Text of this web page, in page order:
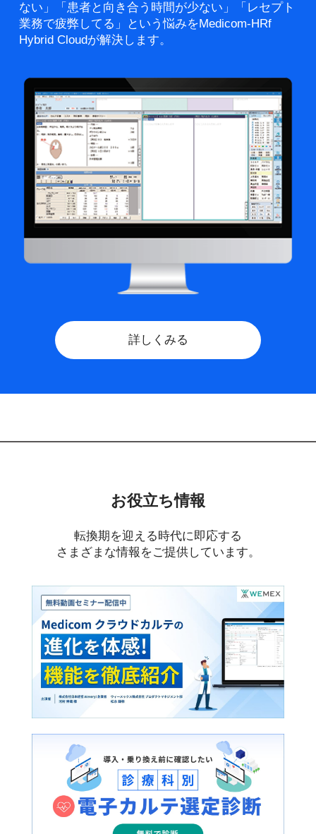
ない」「患者と向き合う時間が少ない」「レセプト
業務で疲弊してる」という悩みをMedicom-HRf
Hybrid Cloudが解決します。
詳しくみる
お役立ち情報
転換期を迎える時代に即応する
さまざまな情報をご提供しています。